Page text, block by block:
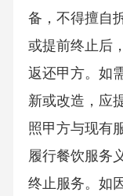
备，不得擅自
或提前终止后
返还甲方。如
新或改造，应
照甲方与现有
履行餐饮服务
终止服务。如